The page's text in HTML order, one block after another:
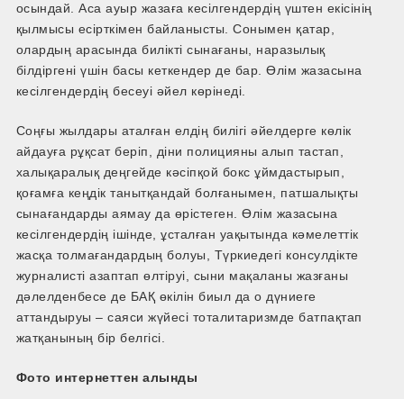
осындай. Аса ауыр жазаға кесілгендердің үштен екісінің
қылмысы есірткімен байланысты. Сонымен қатар,
олардың арасында билікті сынағаны, наразылық
білдіргені үшін басы кеткендер де бар. Өлім жазасына
кесілгендердің бесеуі әйел көрінеді.
Соңғы жылдары аталған елдің билігі әйелдерге көлік
айдауға рұқсат беріп, діни полицияны алып тастап,
халықаралық деңгейде кәсіпқой бокс ұймдастырып,
қоғамға кеңдік танытқандай болғанымен, патшалықты
сынағандарды аямау да өрістеген. Өлім жазасына
кесілгендердің ішінде, ұсталған уақытында кәмелеттік
жасқа толмағандардың болуы, Түркиедегі консулдікте
журналисті азаптап өлтіруі, сыни мақаланы жазғаны
дәлелденбесе де БАҚ өкілін биыл да о дүниеге
аттандыруы – саяси жүйесі тоталитаризмде батпақтап
жатқанының бір белгісі.
Фото интернеттен алынды